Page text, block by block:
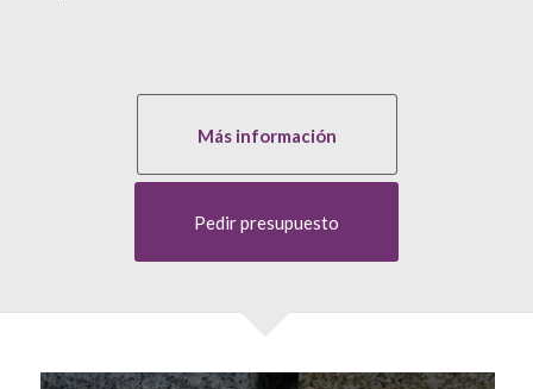
Más información
Pedir presupuesto